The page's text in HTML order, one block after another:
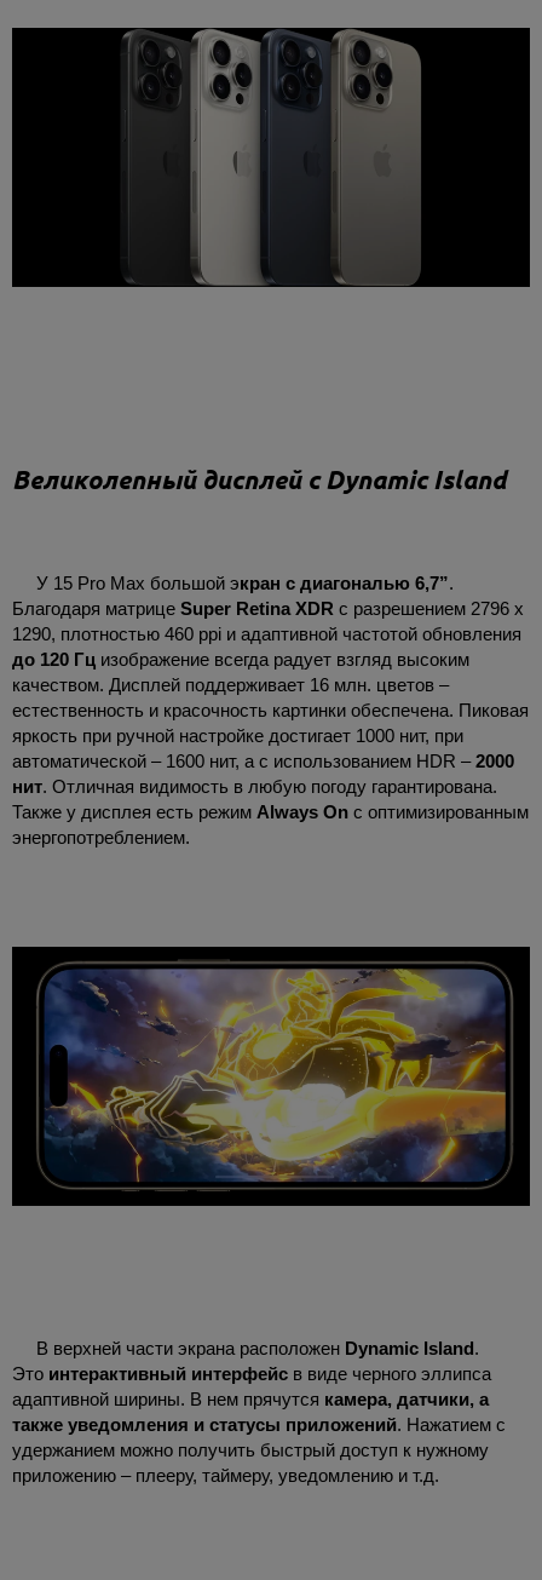
Великолепный дисплей с Dynamic Island
У 15 Pro Max большой экран с диагональю 6,7”.
Благодаря матрице Super Retina XDR с разрешением 2796 х
1290, плотностью 460 ppi и адаптивной частотой обновления
до 120 Гц изображение всегда радует взгляд высоким
качеством. Дисплей поддерживает 16 млн. цветов –
естественность и красочность картинки обеспечена. Пиковая
яркость при ручной настройке достигает 1000 нит, при
автоматической – 1600 нит, а с использованием HDR –2000
нит. Отличная видимость в любую погоду гарантирована.
Также у дисплея есть режим Always On с оптимизированным
энергопотреблением.
В верхней части экрана расположен Dynamic Island.
Это интерактивный интерфейс в виде черного эллипса
адаптивной ширины. В нем прячутся камера, датчики, а
также уведомления и статусы приложений. Нажатием с
удержанием можно получить быстрый доступ к нужному
приложению – плееру, таймеру, уведомлению и т.д.